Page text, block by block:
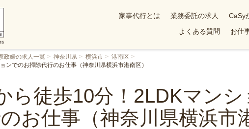
家事代行とは 業務委託の求人 CaSy
よくある質問
お仕
政婦の求人一覧 神奈川県 横浜市
港南区
ンでのお掃除代行のお仕事（神奈川県横浜市港南区）
ら徒歩10分！2LDKマン
お仕事（神奈川県横浜市